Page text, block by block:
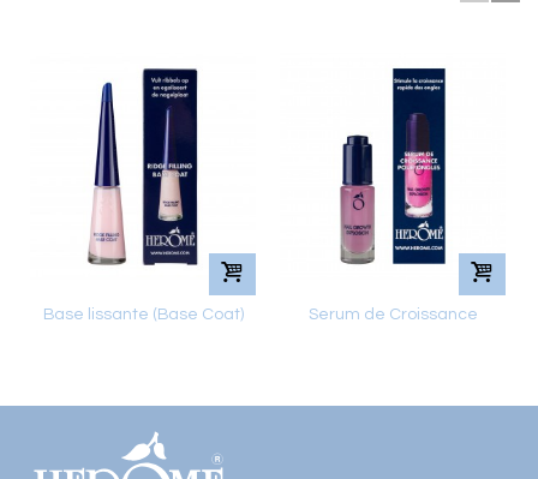
Base lissante (Base Coat)
Serum de Croissance